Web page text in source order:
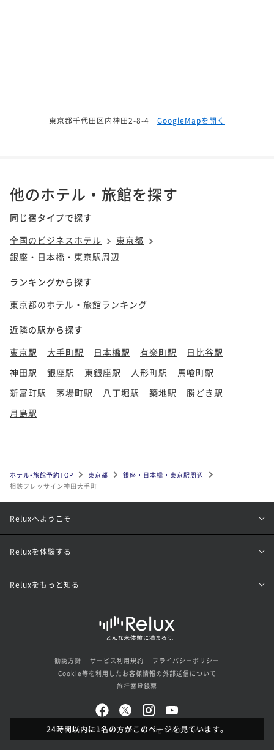
24時間以内に1名の方がこのページを見ています。
東京都千代田区内神田2-8-4 GoogleMapを開く
他のホテル・旅館を探す
同じ宿タイプで探す
全国のビジネスホテル
東京都
銀座・日本橋・東京駅周辺
ランキングから探す
東京都のホテル・旅館ランキング
近隣の駅から探す
東京駅
大手町駅 日本橋駅 有楽町駅
日比谷駅
神田駅
銀座駅 東銀座駅 人形町駅
馬喰町駅
新富町駅
茅場町駅 八丁堀駅 築地駅
勝どき駅
月島駅
ホテル•旅館予約TOP 東京都
銀座・日本橋・東京駅周辺
相鉄フレッサイン神田大手町
Reluxへようこそ
Reluxを体験する
Reluxをもっと知る
勧誘方針 サービス利用規約
プライバシーポリシー
Cookie等を利用したお客様情報の外部送信について
旅行業登録票
© Loco Partners Inc. All rights reserved.